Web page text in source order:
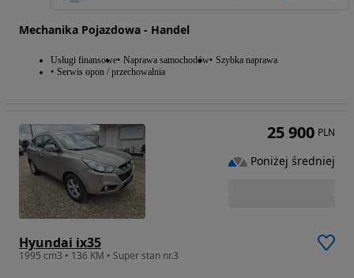
Mechanika Pojazdowa - Handel
Usługi finansowe Naprawa samochodów Szybka naprawa
Serwis opon / przechowalnia
Hyundai ix35
1995 cm3 • 136 KM • Super stan nr.3
25 900 PLN
Poniżej średniej